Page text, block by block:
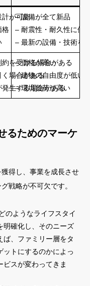
計が可能
格
– 設備が全て新品
– 耐震性・耐久性に優
– 最新の設備・技術を
を受ける場合がある
場合がある
生する場合がある
– 価格が高い
– 建物の自由度が低い
– 環境負荷が高い
るためのマーケ
得し、事業を成長させ
戦略が不可欠です。
のようなライフスタイ
明確化し、そのニーズ
ば、ファミリー層をタ
ットにするのかによっ
スが変わってきま